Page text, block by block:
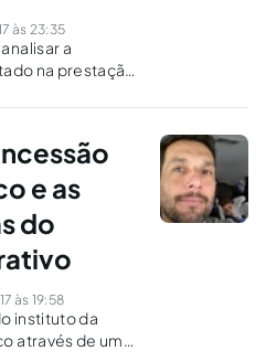
às 23:35
a
na prestação
buscando
e as
do
às 19:58
instituto da
através de um